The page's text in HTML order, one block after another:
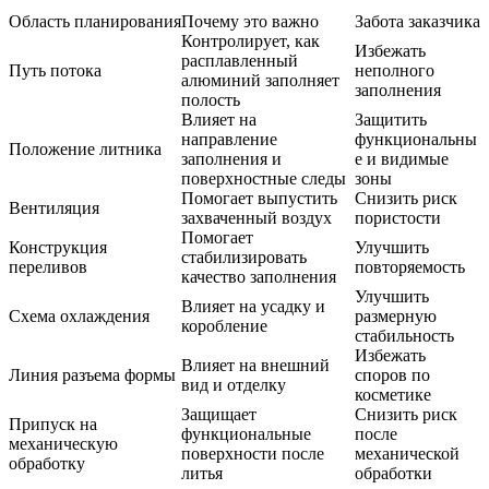
Область планированияПочему это важно Забота заказчика
Путь потока
Контролирует, как
расплавленный
алюминий заполняет
полость
Избежать
неполного
заполнения
Положение литника
Влияет на
направление
заполнения и
поверхностные следы
Защитить
функциональны
е и видимые
зоны
Вентиляция
Помогает выпустить
захваченный воздух
Снизить риск
пористости
Конструкция
переливов
Помогает
стабилизировать
качество заполнения
Улучшить
повторяемость
Схема охлаждения
Влияет на усадку и
коробление
Улучшить
размерную
стабильность
Линия разъема формы
Влияет на внешний
вид и отделку
Избежать
споров по
косметике
Припуск на
механическую
обработку
Защищает
функциональные
поверхности после
литья
Снизить риск
после
механической
обработки